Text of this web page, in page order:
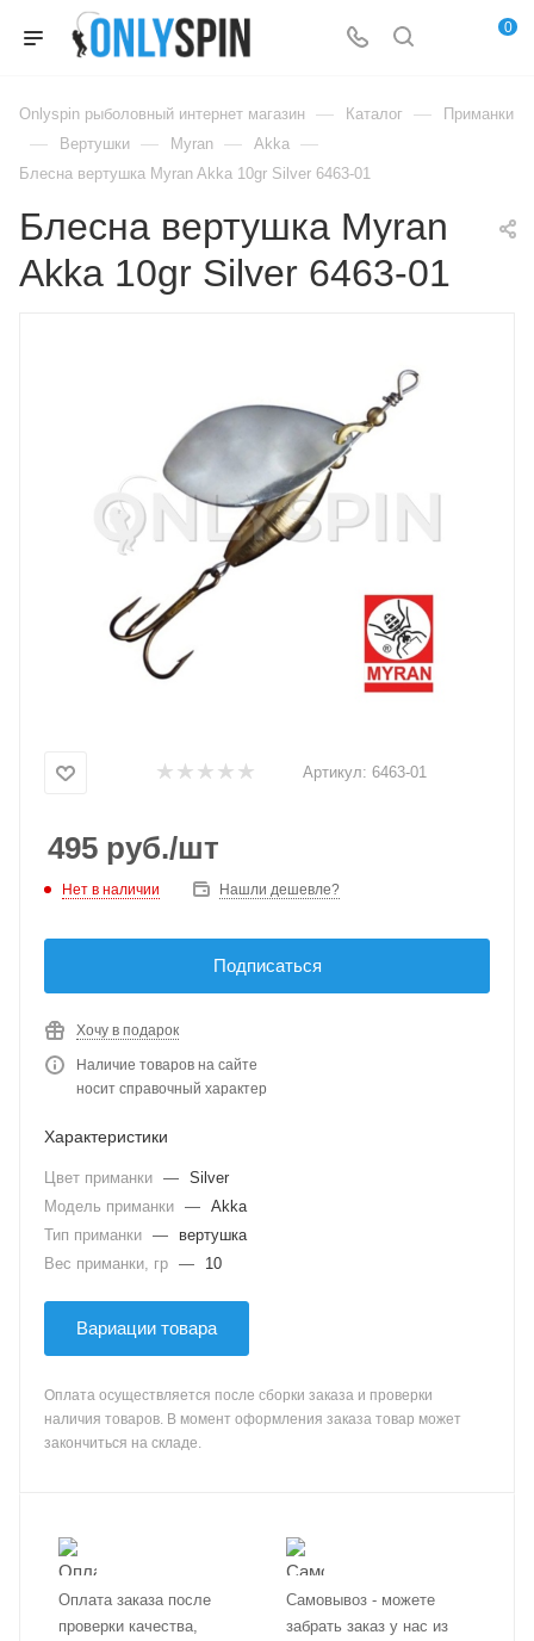
0
Onlyspin рыболовный интернет магазин — Каталог — Приманки
— Вертушки — Myran — Akka —
Блесна вертушка Myran Akka 10gr Silver 6463-01
Блесна вертушка Myran
Akka 10gr Silver 6463-01
Артикул: 6463-01
495 руб./шт
Нет в наличии Нашли дешевле?
Подписаться
Хочу в подарок
Наличие товаров на сайте
носит справочный характер
Характеристики
Цвет приманки — Silver
Модель приманки — Akka
Тип приманки —
вертушка
Вес приманки, гр — 10
Вариации товара
Оплата осуществляется после сборки заказа и проверки
наличия товаров. В момент оформления заказа товар может
закончиться на складе.
Оплата заказа после
проверки качества,
Самовывоз - можете
забрать заказ у нас из